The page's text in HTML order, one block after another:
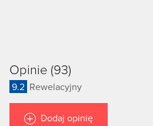
Opinie (93)
9.2 Rewelacyjny
Dodaj opinię